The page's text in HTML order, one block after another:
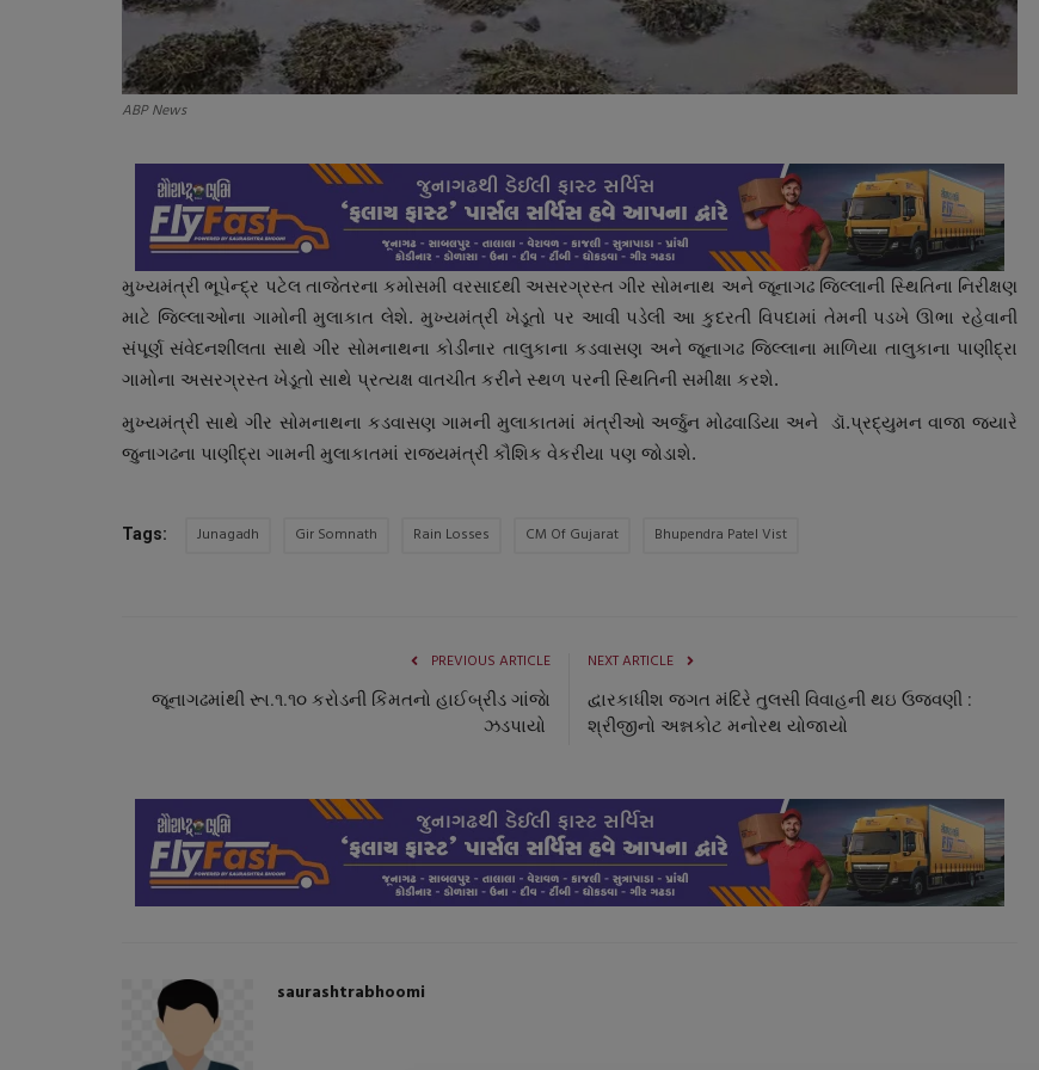
ABP News
મુખ્યમંત્રી ભૂપેન્દ્ર પટેલ તાજેતરના કમોસમી વરસાદથી અસરગ્રસ્ત ગીર સોમનાથ અને જૂનાગઢ જિલ્લાની સ્થિતિના નિરીક્ષણ
માટે જિલ્લાઓના ગામોની મુલાકાત લેશે. મુખ્યમંત્રી ખેડૂતો પર આવી પડેલી આ કુદરતી વિપદામાં તેમની પડખે ઊભા રહેવાની
સંપૂર્ણ સંવેદનશીલતા સાથે ગીર સોમનાથના કોડીનાર તાલુકાના કડવાસણ અને જૂનાગઢ જિલ્લાના માળિયા તાલુકાના પાણીદ્રા
ગામોના અસરગ્રસ્ત ખેડૂતો સાથે પ્રત્યક્ષ વાતચીત કરીને સ્થળ પરની સ્થિતિની સમીક્ષા કરશે.
મુખ્યમંત્રી સાથે ગીર સોમનાથના કડવાસણ ગામની મુલાકાતમાં મંત્રીઓ અર્જુન મોઢવાડિયા અને ડૉ.પ્રદ્યુમન વાજા જયારે
જુનાગઢના પાણીદ્રા ગામની મુલાકાતમાં રાજ્યમંત્રી કૌશિક વેકરીયા પણ જોડાશે.
Tags: Junagadh Gir Somnath Rain Losses CM Of Gujarat Bhupendra Patel Vist
PREVIOUS ARTICLE
જૂનાગઢમાંથી રૂા.૧.૧૦ કરોડની કિંમતનો હાઈબ્રીડ ગાંજાે
ઝડપાયો
NEXT ARTICLE
દ્વારકાધીશ જગત મંદિરે તુલસી વિવાહની થઇ ઉજવણી :
શ્રીજીનો અન્નકોટ મનોરથ યોજાયો
saurashtrabhoomi
રાષ્ટ્રીય બજારના સમાચાર